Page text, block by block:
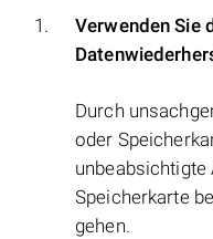
Verwenden Sie
Durch
oder
Speicherkarte
gehen.